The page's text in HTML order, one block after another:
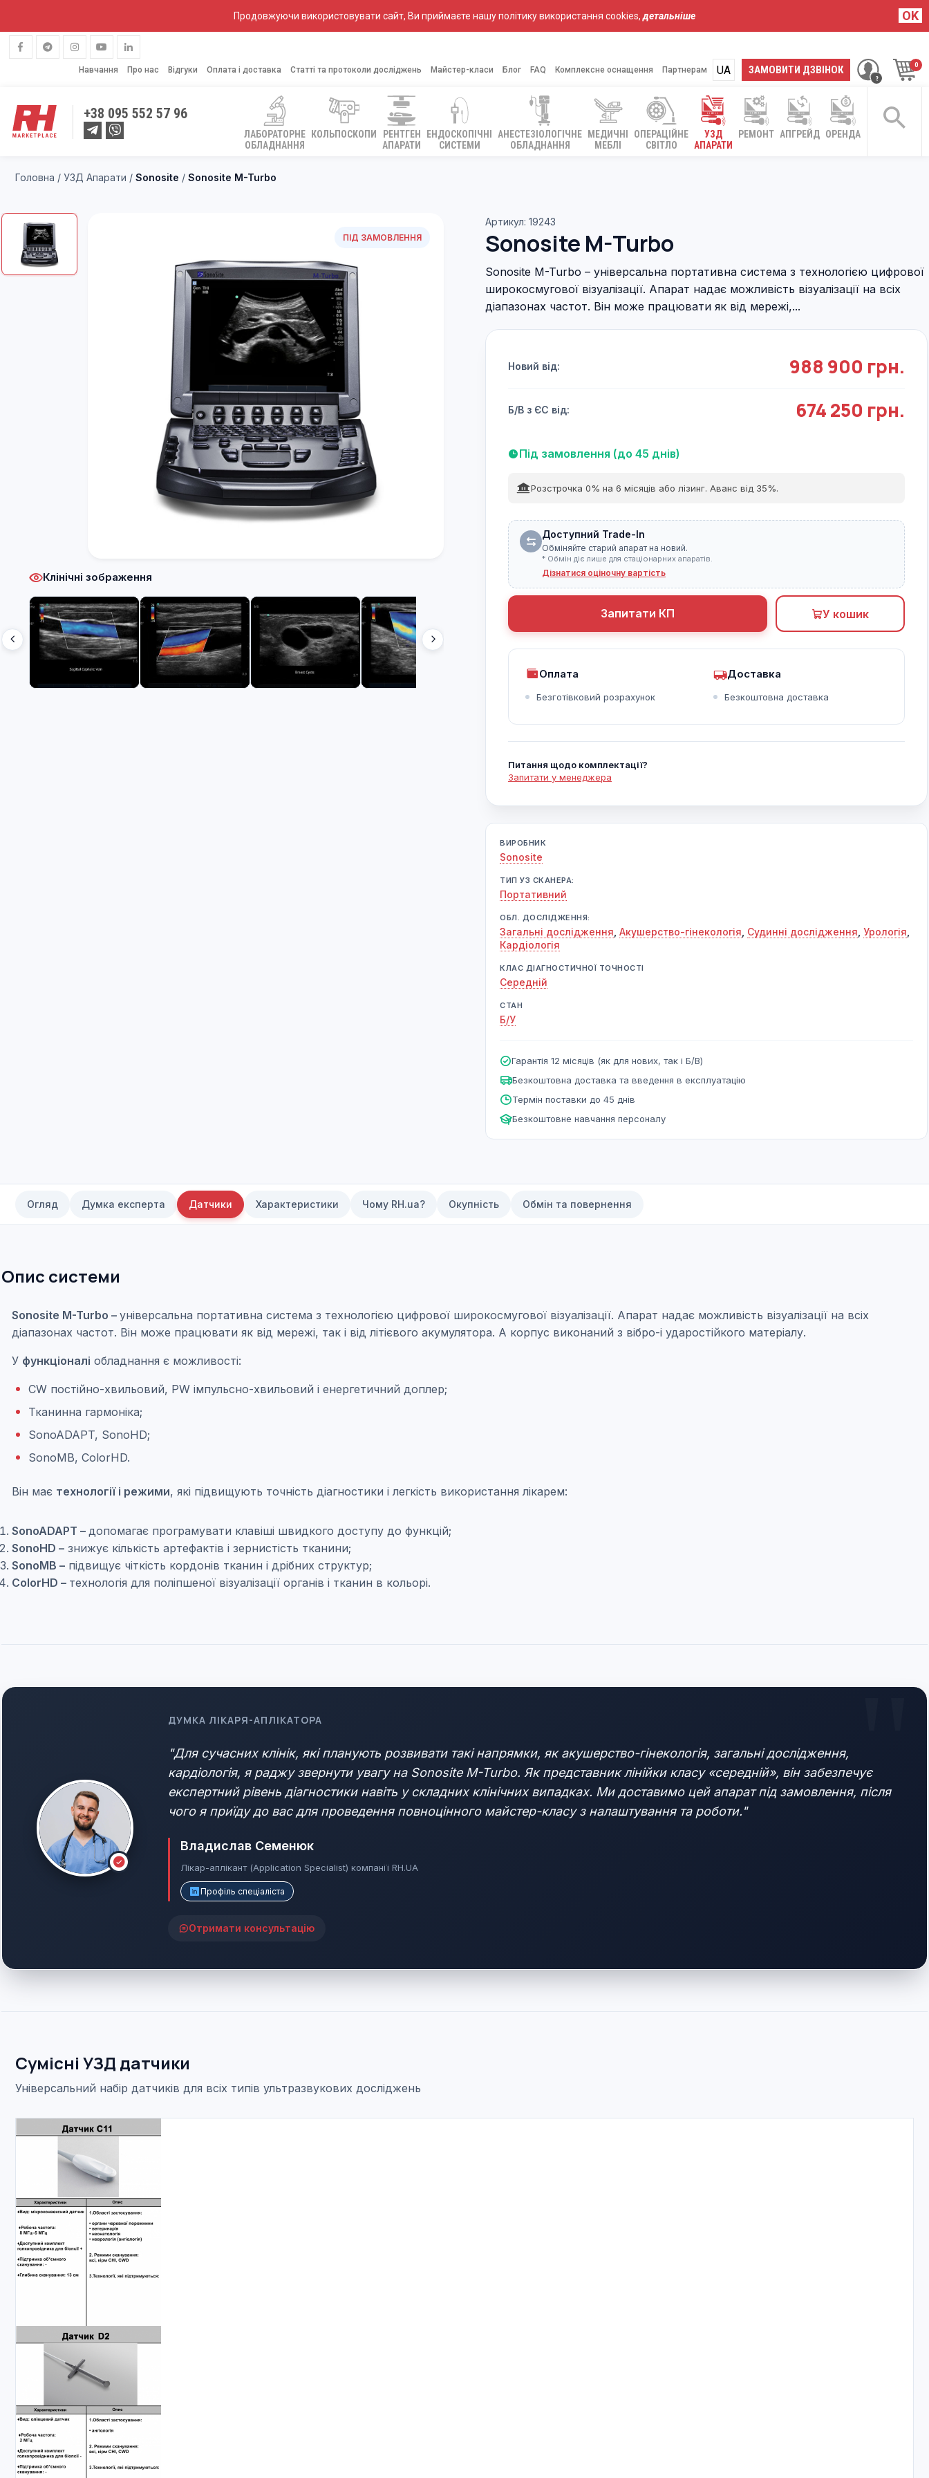
Продовжуючи використовувати сайт, Ви приймаєте нашу політику використання cookies,детальніше OK
Навчання Про нас Відгуки Оплата і доставка Статті та протоколи досліджень Майстер-класи Блог FAQ Комплексне оснащення Партнерам ЗАМОВИТИ ДЗВІНОК
UA
RU
+38 095 552 57 96
ЛАБОРАТОРНЕ
ОБЛАДНАННЯ
КОЛЬПОСКОПИ
РЕНТГЕН
АПАРАТИ
ЕНДОСКОПІЧНІ
СИСТЕМИ
АНЕСТЕЗІОЛОГІЧНЕ
ОБЛАДНАННЯ
МЕДИЧНІ
МЕБЛІ
ОПЕРАЦІЙНЕ
СВІТЛО
УЗД
АПАРАТИ
РЕМОНТ АПГРЕЙД ОРЕНДА
Головна / УЗД Апарати / Sonosite / Sonosite M-Turbo
ПІД ЗАМОВЛЕННЯ
Клінічні зображення
Артикул: 19243
Sonosite M-Turbo
Sonosite M-Turbo – універсальна портативна система з технологією цифрової
широкосмугової візуалізації. Апарат надає можливість візуалізації на всіх
діапазонах частот. Він може працювати як від мережі,...
Новий від: 988 900 грн.
Б/В з ЄС від: 674 250 грн.
Під замовлення (до 45 днів)
Розстрочка 0% на 6 місяців або лізинг. Аванс від 35%.
Доступний Trade-In
Обміняйте старий апарат на новий.
* Обмін діє лише для стаціонарних апаратів.
Дізнатися оціночну вартість
Запитати КП У кошик
Оплата
Безготівковий розрахунок
Доставка
Безкоштовна доставка
Питання щодо комплектації?
Запитати у менеджера
ВИРОБНИК
Sonosite
ТИП УЗ СКАНЕРА:
Портативний
ОБЛ. ДОСЛІДЖЕННЯ:
Загальні дослідження Акушерство-гінекологія Судинні дослідження Урологія
Кардіологія
КЛАС ДІАГНОСТИЧНОЇ ТОЧНОСТІ
Середній
СТАН
Б/У
Гарантія 12 місяців (як для нових, так і Б/В)
Безкоштовна доставка та введення в експлуатацію
Термін поставки до 45 днів
Безкоштовне навчання персоналу
Огляд Думка експерта Датчики Характеристики Чому RH.ua? Окупність Обмін та повернення
Опис системи
Sonosite M-Turbo – універсальна портативна система з технологією цифрової широкосмугової візуалізації. Апарат надає можливість візуалізації на всіх
діапазонах частот. Він може працювати як від мережі, так і від літієвого акумулятора. А корпус виконаний з вібро-і ударостійкого матеріалу.
У функціоналі обладнання є можливості:
CW постійно-хвильовий, PW імпульсно-хвильовий і енергетичний доплер;
Тканинна гармоніка;
SonoADAPT, SonoHD;
SonoMB, ColorHD.
Він має технології і режими, які підвищують точність діагностики і легкість використання лікарем:
SonoADAPT – допомагає програмувати клавіші швидкого доступу до функцій;
SonoHD – знижує кількість артефактів і зернистість тканини;
SonoMB – підвищує чіткість кордонів тканин і дрібних структур;
ColorHD – технологія для поліпшеної візуалізації органів і тканин в кольорі.
ДУМКА ЛІКАРЯ-АПЛІКАТОРА
"Для сучасних клінік, які планують розвивати такі напрямки, як акушерство-гінекологія, загальні дослідження,
кардіологія, я раджу звернути увагу на Sonosite M-Turbo. Як представник лінійки класу «середній», він забезпечує
експертний рівень діагностики навіть у складних клінічних випадках. Ми доставимо цей апарат під замовлення, після
чого я приїду до вас для проведення повноцінного майстер-класу з налаштування та роботи."
Владислав Семенюк
Лікар-аплікант (Application Specialist) компанії RH.UA
Профіль спеціаліста
Отримати консультацію
Сумісні УЗД датчики
Універсальний набір датчиків для всіх типів ультразвукових досліджень